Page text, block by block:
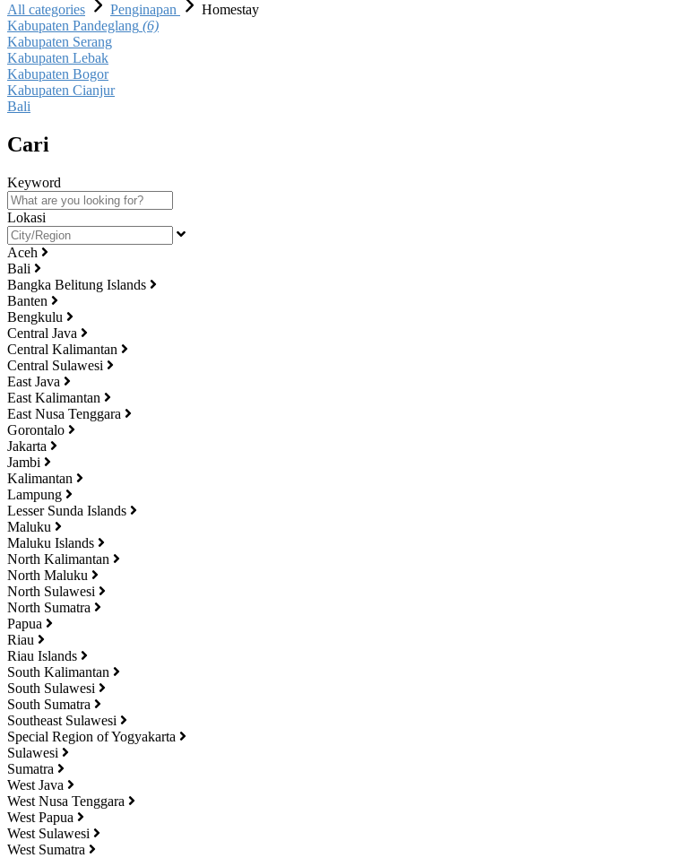
All categories Penginapan
Homestay
Kabupaten Pandeglang (6)
Kabupaten Serang
Kabupaten Lebak
Kabupaten Bogor
Kabupaten Cianjur
Bali
Cari
Keyword
Lokasi
Aceh
Bali
Bangka Belitung Islands
Banten
Bengkulu
Central Java
Central Kalimantan
Central Sulawesi
East Java
East Kalimantan
East Nusa Tenggara
Gorontalo
Jakarta
Jambi
Kalimantan
Lampung
Lesser Sunda Islands
Maluku
Maluku Islands
North Kalimantan
North Maluku
North Sulawesi
North Sumatra
Papua
Riau
Riau Islands
South Kalimantan
South Sulawesi
South Sumatra
Southeast Sulawesi
Special Region of Yogyakarta
Sulawesi
Sumatra
West Java
West Nusa Tenggara
West Papua
West Sulawesi
West Sumatra